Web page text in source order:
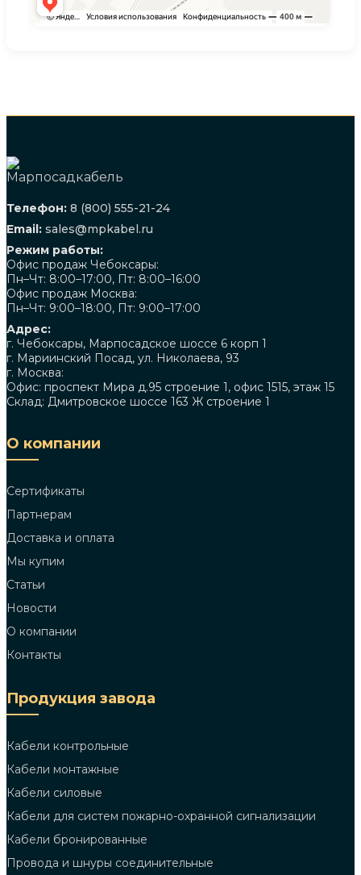
Телефон: 8 (800) 555-21-24
Email: sales@mpkabel.ru
Режим работы:
Офис продаж Чебоксары:
Пн–Чт: 8:00–17:00, Пт: 8:00–16:00
Офис продаж Москва:
Пн–Чт: 9:00–18:00, Пт: 9:00–17:00
Адрес:
г. Чебоксары, Марпосадское шоссе 6 корп 1
г. Мариинский Посад, ул. Николаева, 93
г. Москва:
Офис: проспект Мира д.95 строение 1, офис 1515, этаж 15
Склад: Дмитровское шоссе 163 Ж строение 1
О компании
Сертификаты
Партнерам
Доставка и оплата
Мы купим
Статьи
Новости
О компании
Контакты
Продукция завода
Кабели контрольные
Кабели монтажные
Кабели силовые
Кабели для систем пожарно-охранной сигнализации
Кабели бронированные
Провода и шнуры соединительные